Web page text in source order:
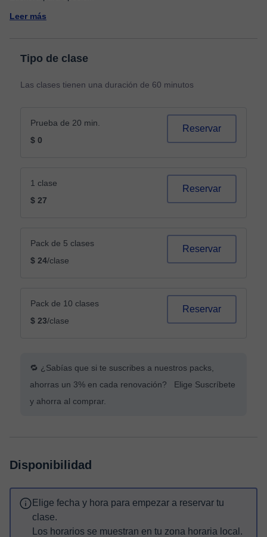
Leer más
Tipo de clase
Las clases tienen una duración de 60 minutos
Prueba de 20 min.
$ 0
Reservar
1 clase
$ 27
Reservar
Pack de 5 clases
$ 24/clase
Reservar
Pack de 10 clases
$ 23/clase
Reservar
🔁 ¿Sabías que si te suscribes a nuestros packs,
ahorras un 3% en cada renovación? Elige Suscríbete
y ahorra al comprar.
Disponibilidad
Elige fecha y hora para empezar a reservar tu
clase.
Los horarios se muestran en tu zona horaria local.